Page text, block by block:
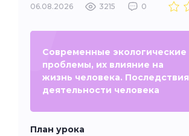
06.08.2026 3215 0
Современные экологические
проблемы, их влияние на
жизнь человека. Последствия
деятельности человека
План урока